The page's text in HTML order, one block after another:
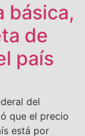
básica,
de
país
del
que el precio
está por